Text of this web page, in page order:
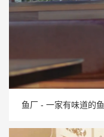
鱼厂 - 一家有味道的鱼
鱼厂 - 一家有味道的鱼